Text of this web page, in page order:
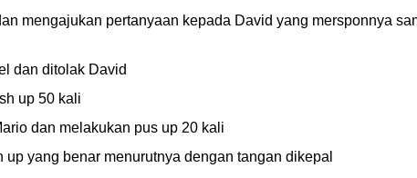
mengajukan pertanyaan kepada David yang mersponnya
dan ditolak David
up 50 kali
dan melakukan pus up 20 kali
yang benar menurutnya dengan tangan dikepal